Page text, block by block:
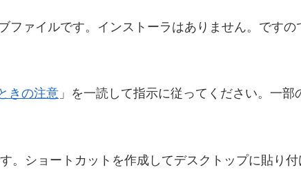
ファイルです。インストーラはありません。です
きの注意 」を一読して指示に従ってください。一
。ショートカットを作成してデスクトップに貼り